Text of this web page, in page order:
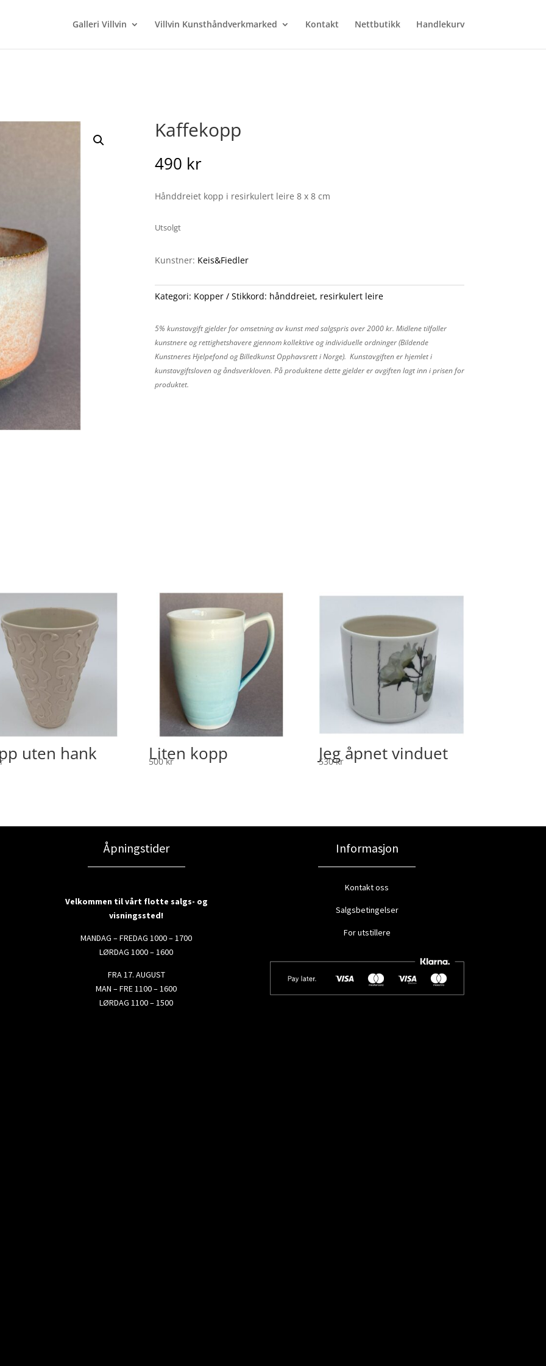
Galleri Villvin Villvin Kunsthåndverkmarked Kontakt Nettbutikk Handlekurv
Kaffekopp
490 kr
Hånddreiet kopp i resirkulert leire 8 x 8 cm
Utsolgt
Kunstner: Keis&Fiedler
Kategori: Kopper Stikkord: hånddreiet, resirkulert leire
5% kunstavgift gjelder for omsetning av kunst med salgspris over 2000 kr. Midlene tilfaller
kunstnere og rettighetshavere gjennom kollektive og individuelle ordninger (Bildende
Kunstneres Hjelpefond og Billedkunst Opphavsrett i Norge). Kunstavgiften er hjemlet i
kunstavgiftsloven og åndsverkloven. På produktene dette gjelder er avgiften lagt inn i prisen for
produktet.
uten hank Liten kopp
500kr Jeg åpnet vinduet
530kr
Åpningstider
Velkommen til vårt flotte salgs- og
visningssted!
MANDAG – FREDAG 1000 – 1700
LØRDAG 1000 – 1600
FRA 17. AUGUST
MAN – FRE 1100 – 1600
LØRDAG 1100 – 1500
Informasjon
Kontakt oss
Salgsbetingelser
For utstillere